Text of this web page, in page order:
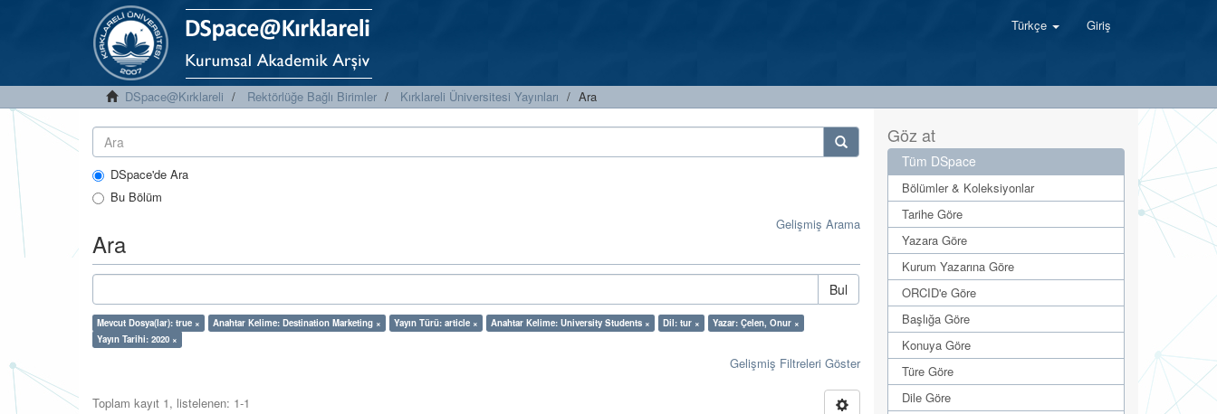
Türkçe Giriş
DSpace@Kırklareli Rektörlüğe Bağlı Birimler Kırklareli Üniversitesi Yayınları Ara
DSpace'de Ara
Bu Bölüm
Gelişmiş Arama
Ara
Bul
Mevcut Dosya(lar): true × Anahtar Kelime: Destination Marketing × Yayın Türü: article × Anahtar Kelime: University Students × Dil: tur ×
Yazar: Çelen, Onur ×
Yayın Tarihi: 2020 ×
Gelişmiş Filtreleri Göster
Toplam kayıt 1, listelenen: 1-1
Göz at
Tüm DSpace
Bölümler & Koleksiyonlar
Tarihe Göre
Yazara Göre
Kurum Yazarına Göre
ORCID'e Göre
Başlığa Göre
Konuya Göre
Türe Göre
Dile Göre